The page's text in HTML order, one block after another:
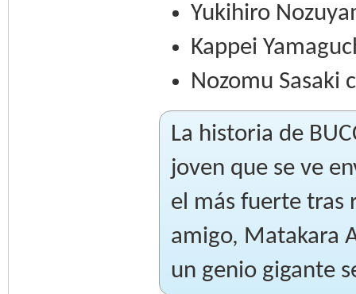
Yukihiro
Kappei
Nozomu Sasaki
La historia de
joven que se ve
el más fuerte tras
amigo, Matakara
un genio gigante